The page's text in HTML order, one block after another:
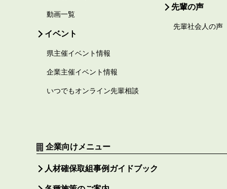
動画一覧
イベント
県主催イベント情報
企業主催イベント情報
いつでもオンライン先輩相談
先輩の声
先輩社会人の声
企業向けメニュー
人材確保取組事例ガイドブック